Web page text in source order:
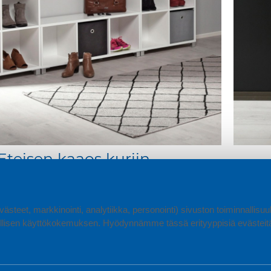
markkinointi, analytiikka, personointi) sivuston
käyttökokemuksen. Hyödynnämme tässä erityyppisiä
kaaos kuriin
ja pino toppatakkeja eteisen tuolilla... onneksi kaikkeen
LUE LISÄÄ